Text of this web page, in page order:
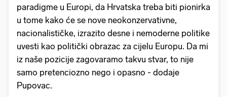
paradigme u Europi, da Hrvatska treba biti pionirka
u tome kako će se nove neokonzervativne,
nacionalističke, izrazito desne i nemoderne politike
uvesti kao politički obrazac za cijelu Europu. Da mi
iz naše pozicije zagovaramo takvu stvar, to nije
samo pretenciozno nego i opasno - dodaje
Pupovac.